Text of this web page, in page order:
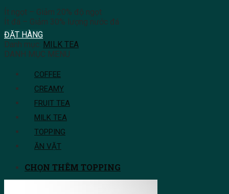
Ít ngọt – Giảm 20% độ ngọt
Ít đá – Giảm 30% lượng nước đá
ĐẶT HÀNG
Danh mục: MILK TEA
DANH MỤC MENU
COFFEE
CREAMY
FRUIT TEA
MILK TEA
TOPPING
ĂN VẶT
CHỌN THÊM TOPPING